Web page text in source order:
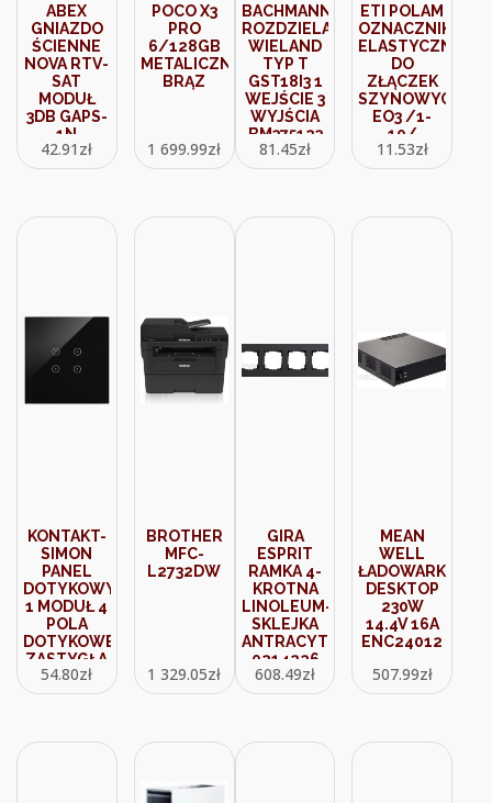
ABEX
GNIAZDO
ŚCIENNE
NOVA RTV-
SAT
MODUŁ
3DB GAPS-
1N
BEŻOWY
42.91 zł
POCO X3
PRO
6/128GB
METALICZNY
BRĄZ
1 699.99zł
BACHMANN
ROZDZIELACZ
WIELAND
TYP T
GST18I3 1
WEJŚCIE 3
WYJŚCIA
BM375123
81.45zł
ETI POLAM
OZNACZNIK
ELASTYCZNY
DO
ZŁĄCZEK
SZYNOWYCH
EO3 /1-
10/
20X10SZT.
03901752
11.53zł
KONTAKT-
SIMON
PANEL
DOTYKOWY
1 MODUŁ 4
POLA
DOTYKOWE
ZASTYGŁA
LAWA
DSTR14/73
54.80zł
BROTHER
MFC-
L2732DW
1 329.05zł
GIRA
ESPRIT
RAMKA 4-
KROTNA
LINOLEUM-
SKLEJKA
ANTRACYT
0214226
608.49zł
MEAN
WELL
ŁADOWARKA
DESKTOP
230W
14.4V 16A
ENC24012
507.99zł